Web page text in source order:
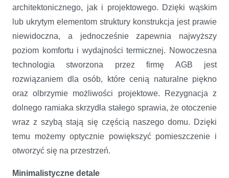
architektonicznego, jak i projektowego. Dzięki wąskim
lub ukrytym elementom struktury konstrukcja jest prawie
niewidoczna, a jednocześnie zapewnia najwyższy
poziom komfortu i wydajności termicznej. Nowoczesna
technologia stworzona przez firmę AGB jest
rozwiązaniem dla osób, które cenią naturalne piękno
oraz olbrzymie możliwości projektowe. Rezygnacja z
dolnego ramiaka skrzydła stałego sprawia, że otoczenie
wraz z szybą stają się częścią naszego domu. Dzięki
temu możemy optycznie powiększyć pomieszczenie i
otworzyć się na przestrzeń.
Minimalistyczne detale